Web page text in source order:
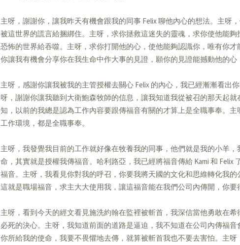
主呀，謝謝你，讓我昨天有機會跟我的同事 Felix 聊他內心的想法。主呀
被這世界的謊言給捆綁住。主呀，求你拯救這迷失的靈魂，求你使他能
恐怖的世界給吞噬。主呀，求你打開他的心，使他能夠認識你，唯有你
你讓我有機會分享你在我生命中作大事的見證，願你的見證能撼動他的心
主呀，感謝你讓我被我的主管授權去關心 Felix 的內心，我已經漸漸看出
呀，謝謝你讓我聽到大衛鮑森牧師的信息，讓我知道我從被召的那天起
知，以前的我總是認為工作內容要跟傳福音有關的才算上是全職事奉。
工作環境，都是全職事奉。
主呀，我發覺我目前的工作就好像在牧養我的同事，他們就是我的小羊
命，其實就是授權我傳福音。哈利路亞，我已經將福音傳給 Kami 和 Felix
福音。主呀，我看見你對我的呼召，你要我將天國的文化和思維轉化我
這就是職場福音，求主大大使用我，讓這福音能在我們公司內傳開，你要
主呀，看到今天的經文看見施洗約翰在監裡被斬首，我深信當他勇敢在
必死的決心。主呀，我知道前面的道路是逼迫，我不知道在公司內傳福
你所給我的使命，我要不畏懼地去傳，就算被斬首我也不要去害怕。主